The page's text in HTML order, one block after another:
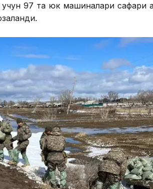
97 та юк машиналари сафари